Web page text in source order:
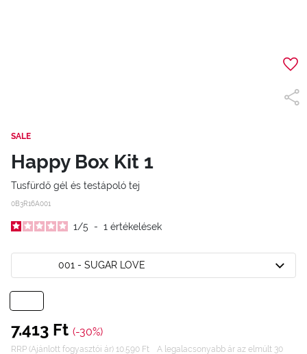
SALE
Happy Box Kit 1
Tusfürdő gél és testápoló tej
0B3R16A001
1/5 - 1 értékelések
001 - SUGAR LOVE
7.413 Ft (-30%)
RRP (Ajánlott fogyasztói ár) 10.590 Ft
A legalacsonyabb ár az elmúlt 30